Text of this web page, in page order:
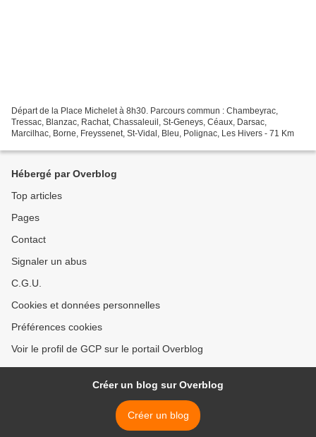
Départ de la Place Michelet à 8h30. Parcours commun : Chambeyrac,
Tressac, Blanzac, Rachat, Chassaleuil, St-Geneys, Céaux, Darsac,
Marcilhac, Borne, Freyssenet, St-Vidal, Bleu, Polignac, Les Hivers - 71 Km
Hébergé par Overblog
Top articles
Pages
Contact
Signaler un abus
C.G.U.
Cookies et données personnelles
Préférences cookies
Voir le profil de GCP sur le portail Overblog
Créer un blog sur Overblog
Créer un blog